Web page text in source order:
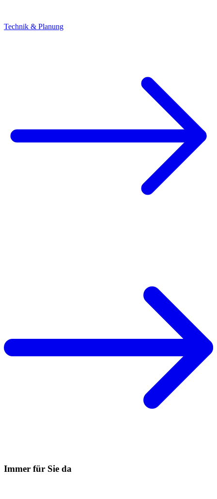
Technik & Planung
Immer für Sie da